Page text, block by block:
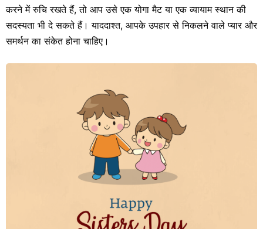
करने में रुचि रखते हैं, तो आप उसे एक योगा मैट या एक व्यायाम स्थान की
सदस्यता भी दे सकते हैं। याददाश्त, आपके उपहार से निकलने वाले प्यार और
समर्थन का संकेत होना चाहिए।